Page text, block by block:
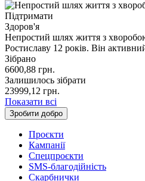
Підтримати
Здоров'я
Непростий шлях життя з
Ростиславу 12 років. Він
Зібрано
6600,88 грн.
Залишилось зібрати
23999,12 грн.
Показати всі
Зробити добро
Проєкти
Кампанії
Спецпроєкти
SMS-благодійність
Скарбнички